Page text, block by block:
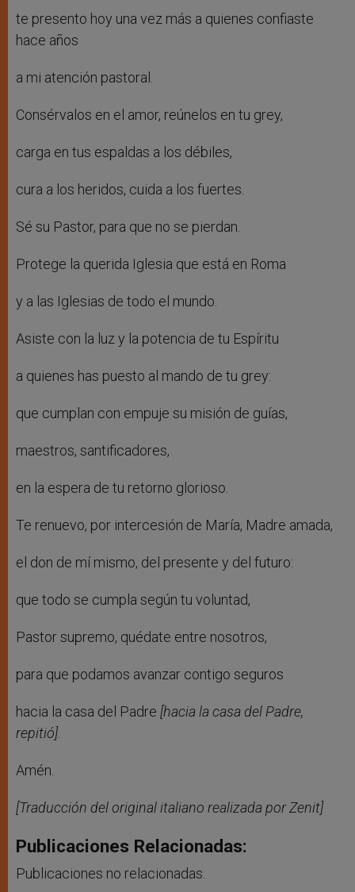
te presento hoy una vez más a quienes confiaste
hace años
a mi atención pastoral.
Consérvalos en el amor, reúnelos en tu grey,
carga en tus espaldas a los débiles,
cura a los heridos, cuida a los fuertes.
Sé su Pastor, para que no se pierdan.
Protege la querida Iglesia que está en Roma
y a las Iglesias de todo el mundo.
Asiste con la luz y la potencia de tu Espíritu
a quienes has puesto al mando de tu grey:
que cumplan con empuje su misión de guías,
maestros, santificadores,
en la espera de tu retorno glorioso.
Te renuevo, por intercesión de María, Madre amada,
el don de mí mismo, del presente y del futuro:
que todo se cumpla según tu voluntad,
Pastor supremo, quédate entre nosotros,
para que podamos avanzar contigo seguros
hacia la casa del Padre [hacia la casa del Padre,
repitió].
Amén.
[Traducción del original italiano realizada por Zenit]
Publicaciones Relacionadas:
Publicaciones no relacionadas.